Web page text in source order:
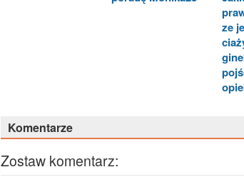
ze
Komentarze
Zostaw komentarz: